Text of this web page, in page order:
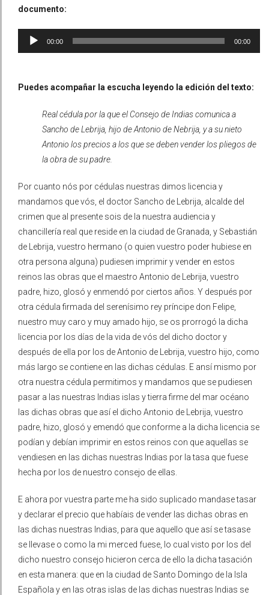
documento:
Reproductor
00:00 00:00
Puedes acompañar la escucha leyendo la edición del texto:
Real cédula por la que el Consejo de Indias comunica a
Sancho de Lebrija, hijo de Antonio de Nebrija, y a su nieto
Antonio los precios a los que se deben vender los pliegos de
la obra de su padre.
Por cuanto nós por cédulas nuestras dimos licencia y
mandamos que vós, el doctor Sancho de Lebrija, alcalde del
crimen que al presente sois de la nuestra audiencia y
chancillería real que reside en la ciudad de Granada, y Sebastián
de Lebrija, vuestro hermano (o quien vuestro poder hubiese en
otra persona alguna) pudiesen imprimir y vender en estos
reinos las obras que el maestro Antonio de Lebrija, vuestro
padre, hizo, glosó y enmendó por ciertos años. Y después por
otra cédula firmada del serenísimo rey príncipe don Felipe,
nuestro muy caro y muy amado hijo, se os prorrogó la dicha
licencia por los días de la vida de vós del dicho doctor y
después de ella por los de Antonio de Lebrija, vuestro hijo, como
más largo se contiene en las dichas cédulas. E ansí mismo por
otra nuestra cédula permitimos y mandamos que se pudiesen
pasar a las nuestras Indias islas y tierra firme del mar océano
las dichas obras que así el dicho Antonio de Lebrija, vuestro
padre, hizo, glosó y emendó que conforme a la dicha licencia se
podían y debían imprimir en estos reinos con que aquellas se
vendiesen en las dichas nuestras Indias por la tasa que fuese
hecha por los de nuestro consejo de ellas.
E ahora por vuestra parte me ha sido suplicado mandase tasar
y declarar el precio que habíais de vender las dichas obras en
las dichas nuestras Indias, para que aquello que así se tasase
se llevase o como la mi merced fuese, lo cual visto por los del
dicho nuestro consejo hicieron cerca de ello la dicha tasación
en esta manera: que en la ciudad de Santo Domingo de la Isla
Española y en las otras islas de las dichas nuestras Indias se